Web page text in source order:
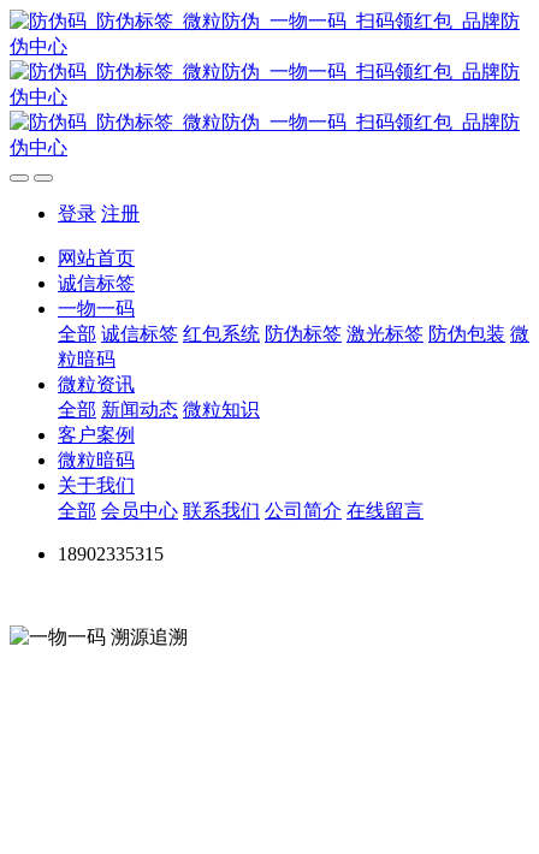
登录 注册
网站首页
诚信标签
一物一码
全部 诚信标签 红包系统 防伪标签 激光标签 防伪包装 微
粒暗码
微粒资讯
全部 新闻动态 微粒知识
客户案例
微粒暗码
关于我们
全部 会员中心 联系我们 公司简介 在线留言
18902335315